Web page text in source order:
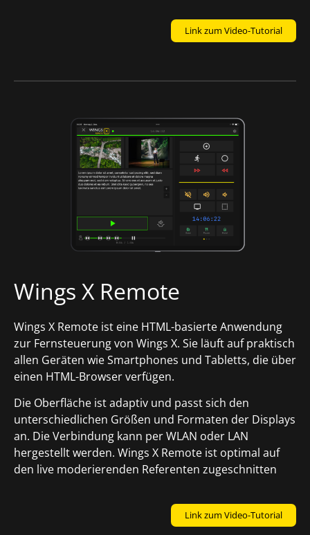
Link zum Video-Tutorial
Wings X Remote
Wings X Remote ist eine HTML-basierte Anwendung
zur Fernsteuerung von Wings X. Sie läuft auf praktisch
allen Geräten wie Smartphones und Tabletts, die über
einen HTML-Browser verfügen.
Die Oberfläche ist adaptiv und passt sich den
unterschiedlichen Größen und Formaten der Displays
an. Die Verbindung kann per WLAN oder LAN
hergestellt werden. Wings X Remote ist optimal auf
den live moderierenden Referenten zugeschnitten
Link zum Video-Tutorial